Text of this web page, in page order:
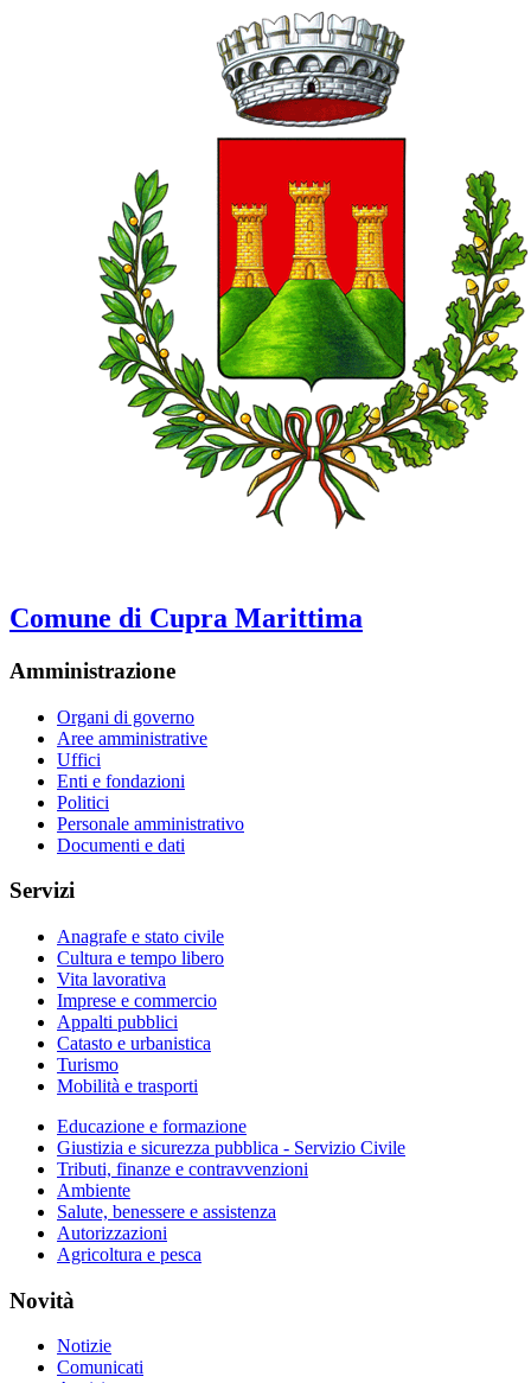
Comune di Cupra Marittima
Amministrazione
Organi di governo
Aree amministrative
Uffici
Enti e fondazioni
Politici
Personale amministrativo
Documenti e dati
Servizi
Anagrafe e stato civile
Cultura e tempo libero
Vita lavorativa
Imprese e commercio
Appalti pubblici
Catasto e urbanistica
Turismo
Mobilità e trasporti
Educazione e formazione
Giustizia e sicurezza pubblica - Servizio Civile
Tributi, finanze e contravvenzioni
Ambiente
Salute, benessere e assistenza
Autorizzazioni
Agricoltura e pesca
Novità
Notizie
Comunicati